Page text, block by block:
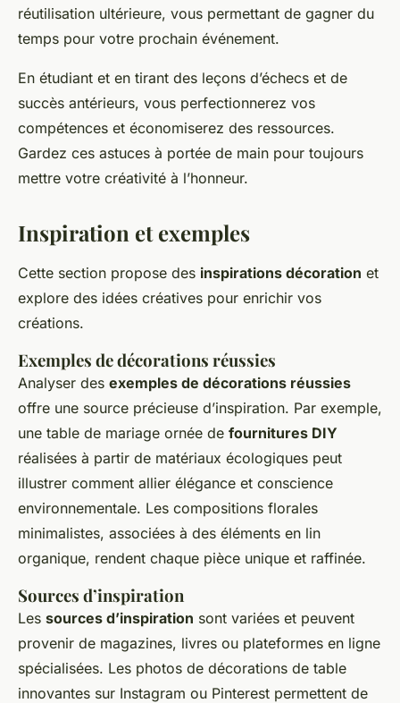
réutilisation ultérieure, vous permettant de gagner du
temps pour votre prochain événement.
En étudiant et en tirant des leçons d’échecs et de
succès antérieurs, vous perfectionnerez vos
compétences et économiserez des ressources.
Gardez ces astuces à portée de main pour toujours
mettre votre créativité à l’honneur.
Inspiration et exemples
Cette section propose des inspirations décoration et
explore des idées créatives pour enrichir vos
créations.
Exemples de décorations réussies
Analyser des exemples de décorations réussies
offre une source précieuse d’inspiration. Par exemple,
une table de mariage ornée de fournitures DIY
réalisées à partir de matériaux écologiques peut
illustrer comment allier élégance et conscience
environnementale. Les compositions florales
minimalistes, associées à des éléments en lin
organique, rendent chaque pièce unique et raffinée.
Sources d’inspiration
Les sources d’inspiration sont variées et peuvent
provenir de magazines, livres ou plateformes en ligne
spécialisées. Les photos de décorations de table
innovantes sur Instagram ou Pinterest permettent de